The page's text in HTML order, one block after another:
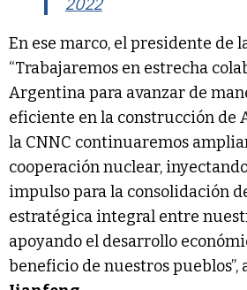
2022
En ese marco, el presidente de
“Trabajaremos en estrecha
Argentina para avanzar de
eficiente en la construcción de
la CNNC continuaremos
cooperación nuclear,
impulso para la consolidación
estratégica integral entre
apoyando el desarrollo
beneficio de nuestros pueblos”,